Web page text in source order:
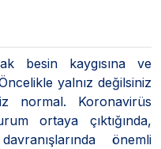
besin kaygısına ve
yalnız değilsiniz
normal. Koronavirüs
ortaya çıktığında,
önemli